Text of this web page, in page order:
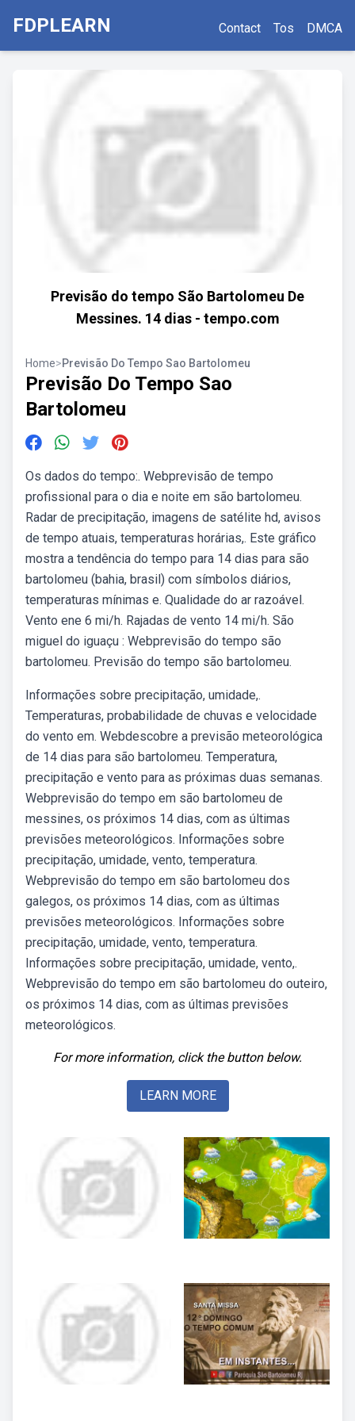
FDPLEARN Contact Tos DMCA
Previsão do tempo São Bartolomeu De
Messines. 14 dias - tempo.com
Home>Previsão Do Tempo Sao Bartolomeu
Previsão Do Tempo Sao
Bartolomeu
Os dados do tempo:. Webprevisão de tempo
profissional para o dia e noite em são bartolomeu.
Radar de precipitação, imagens de satélite hd, avisos
de tempo atuais, temperaturas horárias,. Este gráfico
mostra a tendência do tempo para 14 dias para são
bartolomeu (bahia, brasil) com símbolos diários,
temperaturas mínimas e. Qualidade do ar razoável.
Vento ene 6 mi/h. Rajadas de vento 14 mi/h. São
miguel do iguaçu : Webprevisão do tempo são
bartolomeu. Previsão do tempo são bartolomeu.
Informações sobre precipitação, umidade,.
Temperaturas, probabilidade de chuvas e velocidade
do vento em. Webdescobre a previsão meteorológica
de 14 dias para são bartolomeu. Temperatura,
precipitação e vento para as próximas duas semanas.
Webprevisão do tempo em são bartolomeu de
messines, os próximos 14 dias, com as últimas
previsões meteorológicos. Informações sobre
precipitação, umidade, vento, temperatura.
Webprevisão do tempo em são bartolomeu dos
galegos, os próximos 14 dias, com as últimas
previsões meteorológicos. Informações sobre
precipitação, umidade, vento, temperatura.
Informações sobre precipitação, umidade, vento,.
Webprevisão do tempo em são bartolomeu do outeiro,
os próximos 14 dias, com as últimas previsões
meteorológicos.
For more information, click the button below.
LEARN MORE